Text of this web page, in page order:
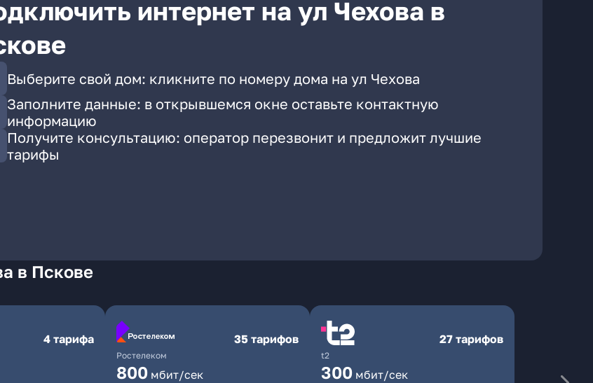
интернет на ул Чехова в
Выберите свой дом: кликните по номеру дома на ул Чехова
Заполните данные: в открывшемся окне оставьте контактную
информацию
Получите консультацию: оператор перезвонит и предложит лучшие
тарифы
в Пскове
4 тарифа
Ростелеком
35 тарифов
800 мбит/сек
t2
27 тарифов
300 мбит/сек